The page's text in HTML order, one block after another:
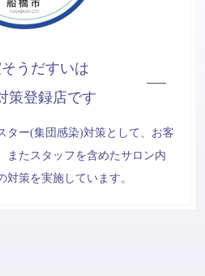
うだすいは
策登録店です
ター(集団感染)対策として、お客
またスタッフを含めたサロン内
策を実施しています。